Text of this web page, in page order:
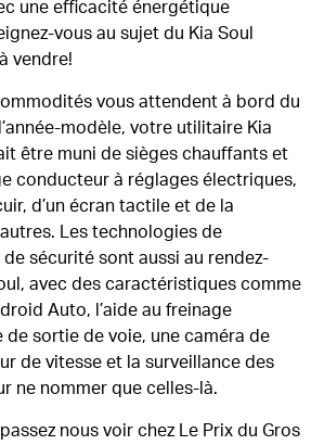
une efficacité énergétique
vous au sujet du Kia Soul
vendre!
vous attendent à bord du
modèle, votre utilitaire Kia
être muni de sièges chauffants et
conducteur à réglages électriques,
d’un écran tactile et de la
Les technologies de
sécurité sont aussi au rendez-
avec des caractéristiques comme
Auto, l’aide au freinage
de sortie de voie, une caméra de
de vitesse et la surveillance des
ne nommer que celles-là.
nous voir chez Le Prix du Gros